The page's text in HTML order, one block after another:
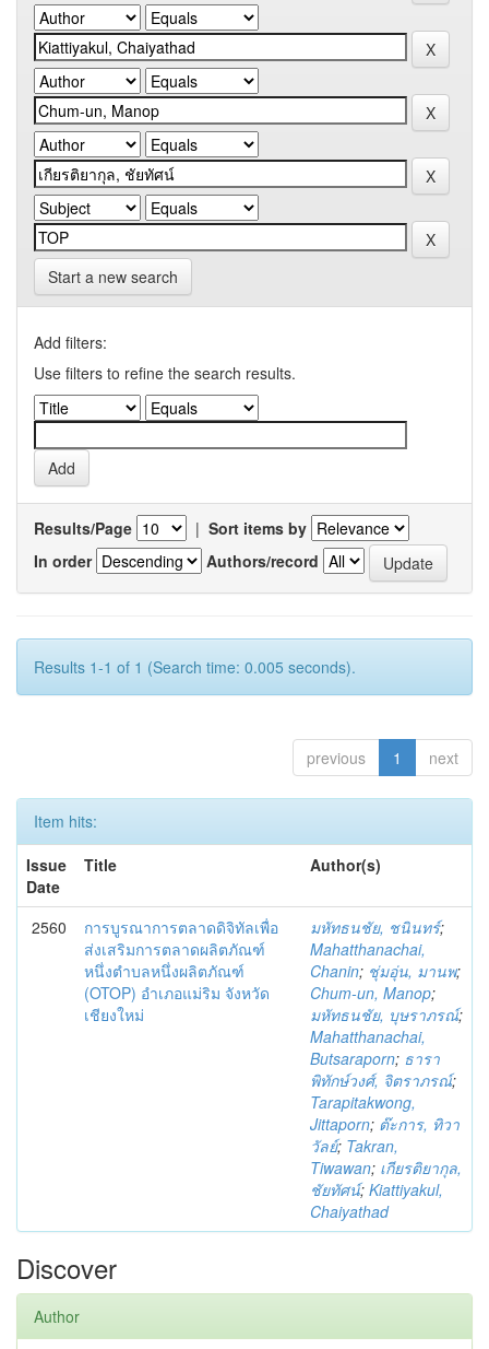
Start a new search
Add filters:
Use filters to refine the search results.
Results/Page | Sort items by
In order
Authors/record
Results 1-1 of 1 (Search time: 0.005 seconds).
previous 1 next
Item hits:
Issue
Date
Title Author(s)
2560
การบูรณาการตลาดดิจิทัลเพื่อ
ส่งเสริมการตลาดผลิตภัณฑ์
หนึ่งตำบลหนึ่งผลิตภัณฑ์
(OTOP) อำเภอแม่ริม จังหวัด
เชียงใหม่
มหัทธนชัย, ชนินทร์;
Mahatthanachai,
Chanin; ชุ่มอุ่น, มานพ;
Chum-un, Manop;
มหัทธนชัย, บุษราภรณ์;
Mahatthanachai,
Butsaraporn; ธารา
พิทักษ์วงศ์, จิตราภรณ์;
Tarapitakwong,
Jittaporn; ต๊ะการ, ทิวา
วัลย์; Takran,
Tiwawan; เกียรติยากุล,
ชัยทัศน์; Kiattiyakul,
Chaiyathad
Discover
Author